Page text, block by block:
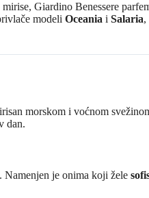
Giardino Benessere
modeli Oceania i Salaria,
morskom i voćnom
dan.
Namenjen je onima koji žele